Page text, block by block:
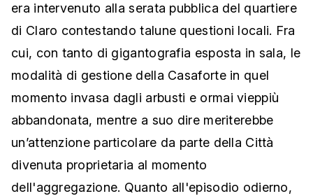
era intervenuto alla serata pubblica del quartiere
di Claro contestando talune questioni locali. Fra
cui, con tanto di gigantografia esposta in sala, le
modalità di gestione della Casaforte in quel
momento invasa dagli arbusti e ormai vieppiù
abbandonata, mentre a suo dire meriterebbe
un’attenzione particolare da parte della Città
divenuta proprietaria al momento
dell'aggregazione. Quanto all'episodio odierno,